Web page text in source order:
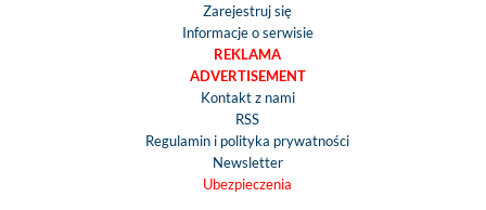
Zarejestruj się
Informacje o serwisie
REKLAMA
ADVERTISEMENT
Kontakt z nami
RSS
Regulamin i polityka prywatności
Newsletter
Ubezpieczenia